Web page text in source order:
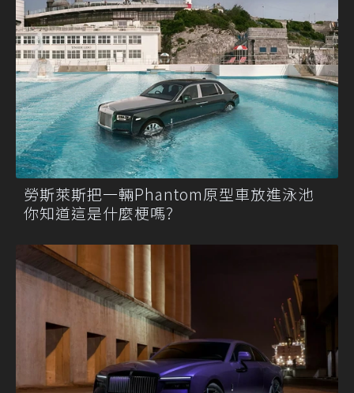
勞斯萊斯把一輛Phantom原型車放進泳池
你知道這是什麼梗嗎?